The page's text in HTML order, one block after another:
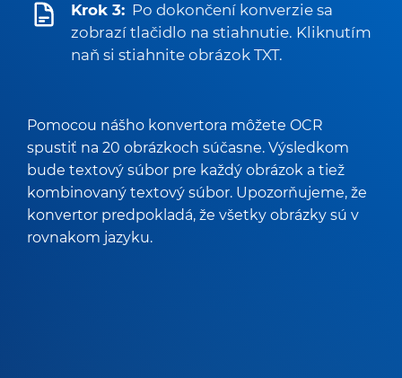
Krok 3: Po dokončení konverzie sa
zobrazí tlačidlo na stiahnutie. Kliknutím
naň si stiahnite obrázok TXT.
Pomocou nášho konvertora môžete OCR
spustiť na 20 obrázkoch súčasne. Výsledkom
bude textový súbor pre každý obrázok a tiež
kombinovaný textový súbor. Upozorňujeme, že
konvertor predpokladá, že všetky obrázky sú v
rovnakom jazyku.